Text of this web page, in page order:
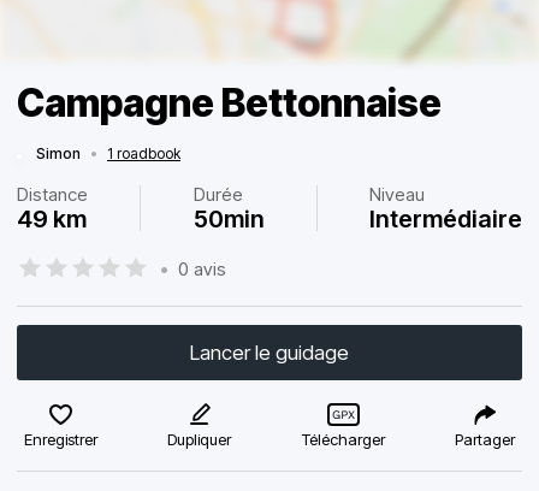
Campagne Bettonnaise
Simon • 1 roadbook
Distance
49 km
Durée
50min
Niveau
Intermédiaire
• 0 avis
Lancer le guidage
Enregistrer Dupliquer Télécharger Partager